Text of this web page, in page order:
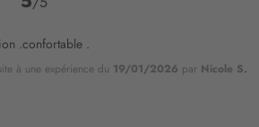
.confortable .
à une expérience du 19/01/2026 par Nicole S.